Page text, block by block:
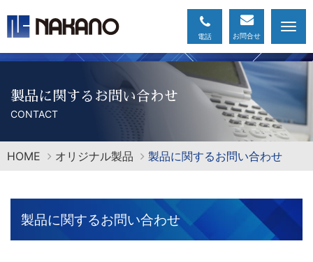
製品に関するお問い合わせ
CONTACT
HOME オリジナル製品 製品に関するお問い合わせ
製品に関するお問い合わせ